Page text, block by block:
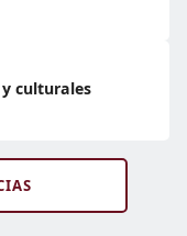
culturales